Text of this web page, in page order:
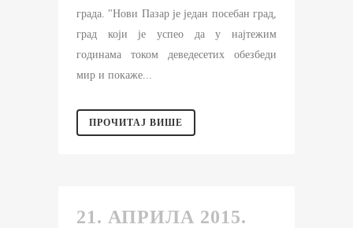
града. "Нови Пазар је један посебан град,
град који је успео да у најтежим
годинама током деведесетих обезбеди
мир и покаже...
ПРОЧИТАЈ ВИШЕ
21. АПРИЛА 2015.